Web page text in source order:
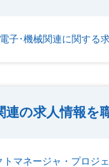
子･機械関連に関する
連の求人情報を
トマネージャ・プロジ